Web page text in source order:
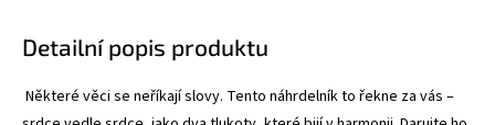
Detailní popis produktu
Některé věci se neříkají slovy. Tento náhrdelník to řekne za vás –⁠